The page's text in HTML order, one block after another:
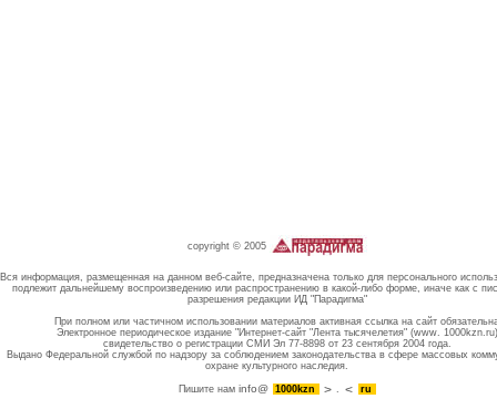
copyright © 2005
Вся информация, размещенная на данном веб-сайте, предназначена только для персонального
подлежит дальнейшему воспроизведению или распространению в какой-либо форме, иначе как с
разрешения редакции ИД "Парадигма"
При полном или частичном использовании материалов активная ссылка на сайт
Электронное периодическое издание "Интернет-сайт "Лента тысячелетия" (www. 1000kzn.ru)
свидетельство о регистрации СМИ Эл 77-8898 от 23 сентября 2004 года.
Выдано Федеральной службой по надзору за соблюдением законодательства в сфере массовых
охране культурного наследия.
Пишите намinfo@ 1000kzn . ru